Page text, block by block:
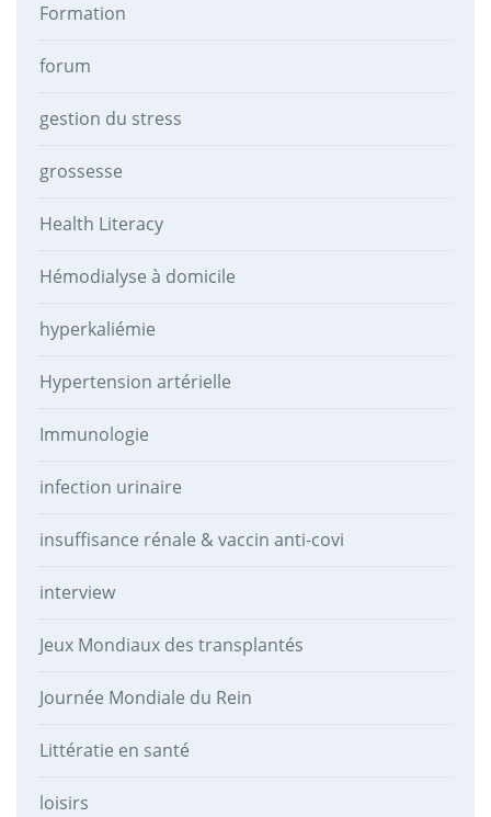
Formation
forum
gestion du stress
grossesse
Health Literacy
Hémodialyse à domicile
hyperkaliémie
Hypertension artérielle
Immunologie
infection urinaire
insuffisance rénale & vaccin anti-covi
interview
Jeux Mondiaux des transplantés
Journée Mondiale du Rein
Littératie en santé
loisirs